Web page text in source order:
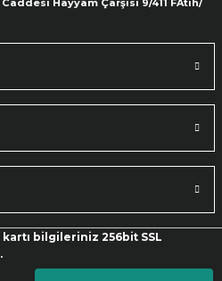
Hayyam Çarşısı 9/411 FAtih/
kartı bilgileriniz 256bit SSL